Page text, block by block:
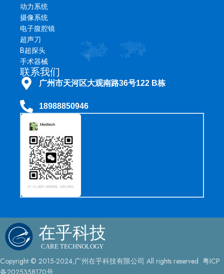
► 简要描述
“光束”指的是集成在 CF-H290L 结肠镜内的专用光纤电缆。这些光
纤将外部光源的照明传输到内窥镜的远端。
► 特点
高效照明：其主要功能是将外部 300 瓦氙气灯发出的强白光高效传
输至结肠黏膜，为高清电视成像系统提供明亮清晰的视野。
窄带成像（NBI）专用照明：它传输窄带成像（NBI）所需的光谱滤
波光。这种专用光增强了血管结构和黏膜表面纹理的可见度，这对
于病变的详细光学诊断至关重要。
灵活性与耐用性：光纤束必须设计得在承受结肠镜在患者体内操作
时持续的物理应力（扭转、弯曲和角度变化）的情况下，仍能保持
其完整性和光传输能力。
减少热量：其设计旨在将光能传输至远端时产生最小的热量，确保
患者安全。
► 规格说明
品牌：奥林巴斯
型号：CF-H290L
类型：光束
状态：良好可用
动力系统
摄像系统
电子腹腔镜
超声刀
B超探头
手术器械
联系我们
广州市天河区大观南路36号122 B栋
18988850946
Copyright © 2015-2024,广州在乎科技有限公司 All rights reserved 粤ICP
备2025358170号